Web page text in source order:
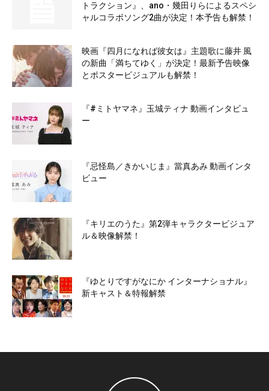
トラクション』、ano・幾田りらによるスペシ
ャルコラボソング2曲が決定！本予告も解禁！
映画『四月になれば彼女は』主題歌に藤井 風
の新曲「満ちてゆく」が決定！最新予告映像
とポスタービジュアルも解禁！
『#ミトヤマネ』玉城ティナ 動画インタビュ
ー
『忌怪島／きかいじま』當真あみ 動画インタ
ビュー
『キリエのうた』第2弾キャラクタービジュア
ル＆映像解禁！
『ゆとりですがなにか インターナショナル』
新キャスト＆特報解禁